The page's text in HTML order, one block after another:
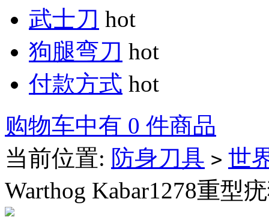
武士刀 hot
狗腿弯刀 hot
付款方式 hot
购物车中有 0 件商品
当前位置: 防身刀具 > 世
Warthog Kabar1278重型